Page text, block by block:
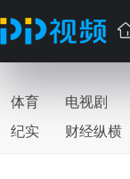
体育 电视剧
纪实
财经纵横